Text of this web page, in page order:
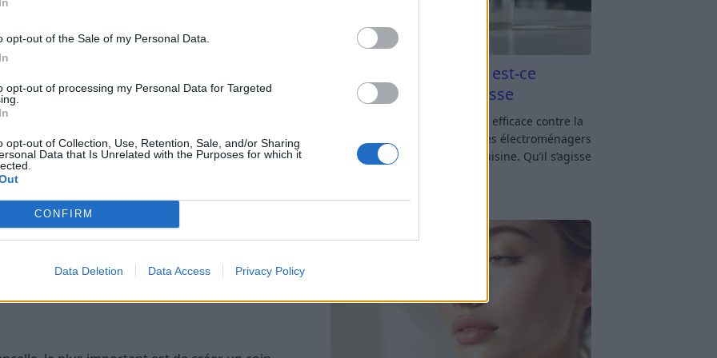
opt-out of the Sale of my Personal Data.
opt-out of processing my Personal Data for Targeted
opt-out of Collection, Use, Retention, Sale, and/or Sharing
Data that Is Unrelated with the Purposes for which it
CONFIRM
Data Deletion Data Access Privacy Policy
jardin ou terrasse.
à la lettre. La plupart des balancelles sont
les vis et les écrous pour la sécurité.
dépend finalement de votre espace, de votre
Si vous voulez un coin détente mobile que
le hamac est pour vous. Si vous cherchez un
partage en famille ou entre amis, la balancelle
Vinaigre blanc et four est-ce
efficace contre la graisse
Vinaigre blanc et four : est-ce efficace contre la
graisse ? Le four fait partie des électroménagers
les plus sollicités dans une cuisine. Qu’il s’agisse